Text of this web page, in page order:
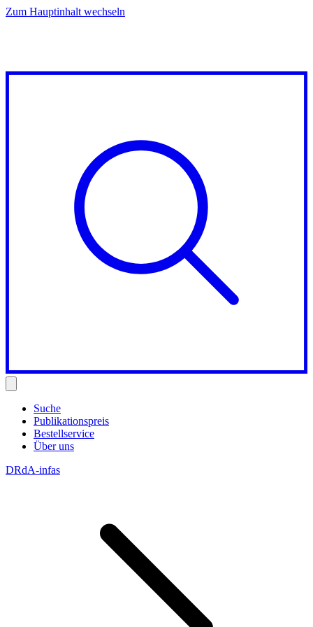
Zum Hauptinhalt wechseln
Suche
Publikationspreis
Bestellservice
Über uns
DRdA-infas